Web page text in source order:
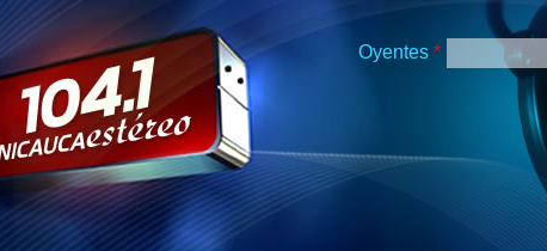
contenido
principal
Oyentes *